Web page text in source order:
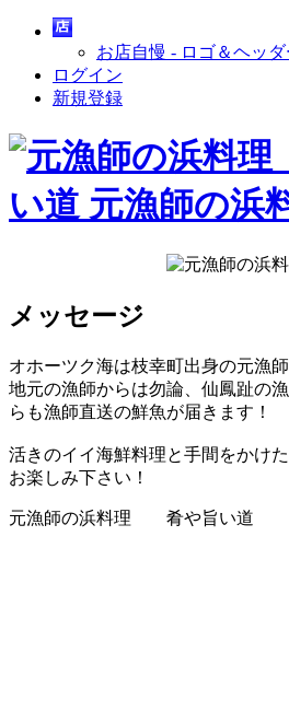
お店自慢 - ロゴ＆ヘッダ
ログイン
新規登録
メッセージ
オホーツク海は枝幸町出身の元漁師
地元の漁師からは勿論、仙鳳趾の
らも漁師直送の鮮魚が届きます！
活きのイイ海鮮料理と手間をかけ
お楽しみ下さい！
元漁師の浜料理 肴や旨い道